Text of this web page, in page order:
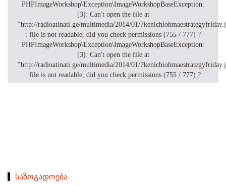
PHPImageWorkshop\Exception\ImageWorkshopBaseException:
[3]: Can't open the file at
"http://radioatinati.ge/multimedia/2014/01/
: file is not readable, did you check permissions (755 / 777) ?
PHPImageWorkshop\Exception\ImageWorkshopBaseException:
[3]: Can't open the file at
"http://radioatinati.ge/multimedia/2014/01/
: file is not readable, did you check permissions (755 / 777) ?
საზოგადოება